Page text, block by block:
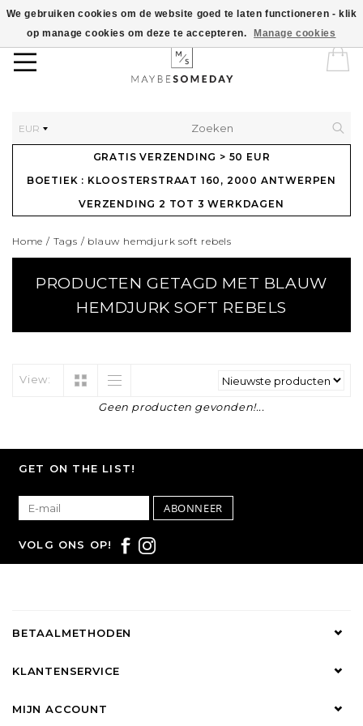
EUR
GRATIS VERZENDING > 50 EUR
BOETIEK : KLOOSTERSTRAAT 160, 2000 ANTWERPEN
VERZENDING 2 TOT 3 WERKDAGEN
Home / Tags / blauw hemdjurk soft rebels
PRODUCTEN GETAGD MET BLAUW
HEMDJURK SOFT REBELS
View:
Geen producten gevonden!...
We gebruiken cookies om de website goed te laten functioneren - klik
op manage cookies om deze te accepteren.
Manage cookies
GET ON THE LIST!
ABONNEER
VOLG ONS OP!
BETAALMETHODEN
KLANTENSERVICE
MIJN ACCOUNT